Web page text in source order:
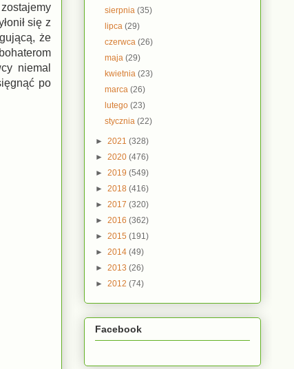
się z
że
niemal
po
sierpnia(35)
lipca(29)
czerwca(26)
maja(29)
kwietnia(23)
marca(26)
lutego(23)
stycznia(22)
► 2021 (328)
► 2020 (476)
► 2019 (549)
► 2018 (416)
► 2017 (320)
► 2016 (362)
► 2015 (191)
► 2014 (49)
► 2013 (26)
► 2012 (74)
Facebook